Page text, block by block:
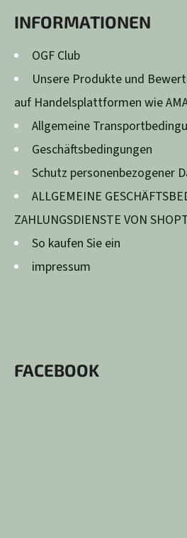
INFORMATIONEN
OGF Club
Unsere Produkte und
auf Handelsplattformen wie
Allgemeine
Geschäftsbedingungen
Schutz personenbezogener
ALLGEMEINE
ZAHLUNGSDIENSTE VON
So kaufen Sie ein
impressum
FACEBOOK